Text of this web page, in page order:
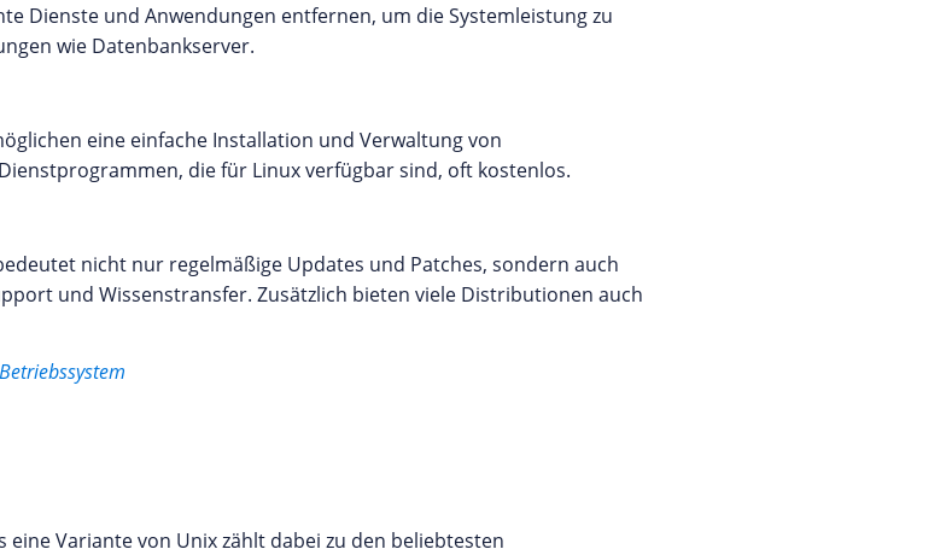
Dienste und Anwendungen entfernen, um die Systemleistung zu
wie Datenbankserver.
eine einfache Installation und Verwaltung von
die für Linux verfügbar sind, oft kostenlos.
nicht nur regelmäßige Updates und Patches, sondern auch
und Wissenstransfer. Zusätzlich bieten viele Distributionen auch
Variante von Unix zählt dabei zu den beliebtesten